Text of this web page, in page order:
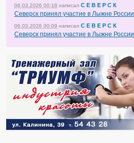
06.03.2026 00:18 написал С Е В Е Р С К
Северск принял участие в Лыжне России
06.03.2026 00:09 написал С Е В Е Р С К
Северск принял участие в Лыжне России